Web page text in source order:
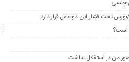
چلسی
تحت فشار این دو عامل قرار دارد
است؟
من در استقلال نداشت